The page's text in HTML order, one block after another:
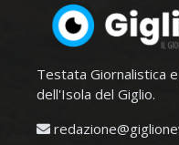
Testata Giornalistica
dell'Isola del Giglio.